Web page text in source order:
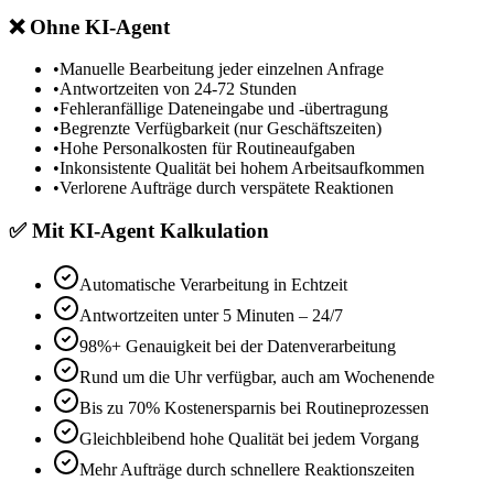
❌Ohne KI-Agent
•Manuelle Bearbeitung jeder einzelnen Anfrage
•Antwortzeiten von 24-72 Stunden
•Fehleranfällige Dateneingabe und -übertragung
•Begrenzte Verfügbarkeit (nur Geschäftszeiten)
•Hohe Personalkosten für Routineaufgaben
•Inkonsistente Qualität bei hohem Arbeitsaufkommen
•Verlorene Aufträge durch verspätete Reaktionen
✅Mit KI-Agent Kalkulation
Automatische Verarbeitung in Echtzeit
Antwortzeiten unter 5 Minuten – 24/7
98%+ Genauigkeit bei der Datenverarbeitung
Rund um die Uhr verfügbar, auch am Wochenende
Bis zu 70% Kostenersparnis bei Routineprozessen
Gleichbleibend hohe Qualität bei jedem Vorgang
Mehr Aufträge durch schnellere Reaktionszeiten